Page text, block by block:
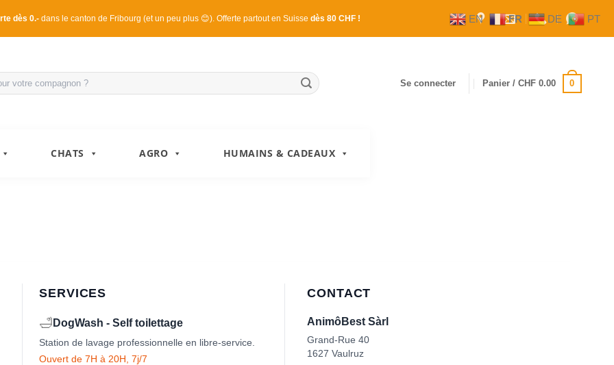
dès 0.- dans le canton de Fribourg (et un peu plus 😊). Offerte partout en Suisse dès 80 CHF !
Se connecter Panier / CHF0.00 0
CHATS AGRO HUMAINS & CADEAUX
SERVICES
🛁 DogWash - Self toilettage
Station de lavage professionnelle en libre-service.
Ouvert de 7H à 20H, 7j/7
CONTACT
AnimôBest Sàrl
Grand-Rue 40
1627 Vaulruz
EN FR DE PT